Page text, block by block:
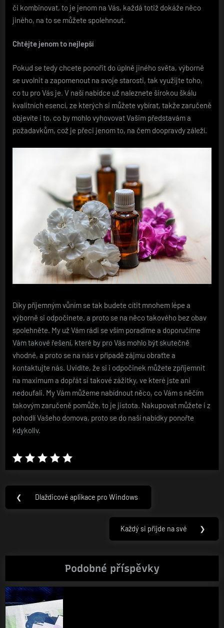
či kombinovat, to je jenom na Vás, každá totiž dokáže něco
jiného, na to se můžete spolehnout.
Chtějte jenom to nejlepší
Pokud se tedy chcete ponořit do úplně jiného světa, výborně
se uvolnit a zapomenout na svoje starosti, tak využijte toho,
co tu pro Vás je. V naší nabídce už naleznete širokou škálu
kvalitních esencí, ze kterých si můžete vybírat, takže zaručeně
objevíte i to, co by mohlo vyhovovat Vašim představám a
požadavkům, což je přeci jenom to, na čem doopravdy záleží.
Díky příjemným vůním se tak budete cítit mnohem lépe a
výborně si odpočinete, a proto se na něco takového bez obav
spolehněte. My už Vám rádi se vším poradíme a doporučíme
Vám takové řešení, které by pro Vás mohlo být skutečně
vhodné, a proto se na nás v případě zájmu obraťte a
kontaktujte nás. Uvidíte, že si i odpočinek můžete zpříjemnit
na maximum a dopřát si takové zážitky, ve které jste ani
nedoufali. My Vám můžeme nabídnout něco, co Vám s něčím
takovým zaručeně pomůže, to je jistota. Nakupovat můžete i z
pohodlí Vašeho domova, proto se do naší nabídky ponořte
kdykoliv.
Navigace
pro
❮
Previous
Dlaždicové aplikace pro Windows
Next
Každý si přijde na své ❯
Podobné příspěvky